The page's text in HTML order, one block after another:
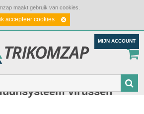
maakt gebruik van cookies.
ik accepteer cookies
MIJN ACCOUNT
virussen